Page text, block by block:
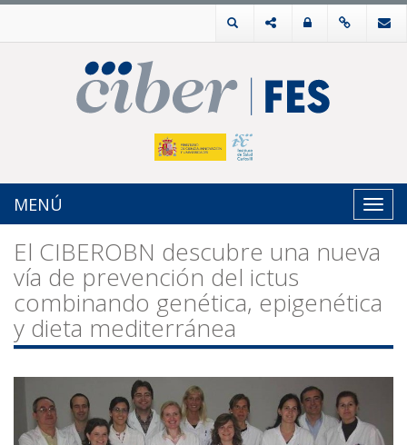
MENÚ
El CIBEROBN descubre una nueva
vía de prevención del ictus
combinando genética, epigenética
y dieta mediterránea